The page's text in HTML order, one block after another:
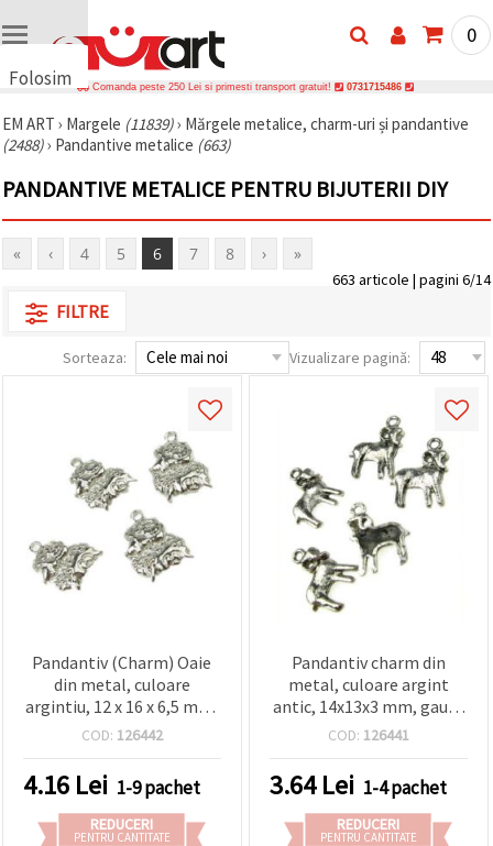
Folosim
uri
🍪 Folosim
și
similare
asigura
site-ului,
îmbunătăți
experiența
traficul și a
mai
relevante,
inclusiv cu
marketing.
Puteți fi de
acord să
cookie -
urile făcând
clic pe
"acceptati
toate!" Sau
0
Comanda peste 250 Lei si primesti transport gratuit! 0731715486
EM ART › Margele (11839)› Mărgele metalice, charm-uri și pandantive
(2488)› Pandantive metalice (663)
PANDANTIVE METALICE PENTRU BIJUTERII DIY
« ‹ 4 5 6 7 8 › »
663 articole | pagini 6/14
FILTRE
Sorteaza: Vizualizare pagină:
Pandantiv (Charm) Oaie
din metal, culoare
argintiu, 12 x 16 x 6,5 mm,
orificiu 1 mm, set 5 buc.,
COD: 126442
4.16 Lei 1-9 pachet
REDUCERI
PENTRU CANTITATE
Pandantiv charm din
metal, culoare argint
antic, 14x13x3 mm, gaură
1 mm – set 10 buc.
COD: 126441
3.64Lei 1-4 pachet
REDUCERI
PENTRU CANTITATE